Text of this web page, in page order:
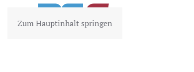
Zum Hauptinhalt springen